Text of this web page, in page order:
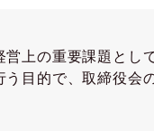
上の重要課題とし
目的で、取締役会